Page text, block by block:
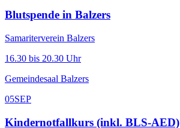
Blutspende in Balzers
Samariterverein Balzers
16.30 bis 20.30 Uhr
Gemeindesaal Balzers
05SEP
Kindernotfallkurs (inkl. BLS-AED)